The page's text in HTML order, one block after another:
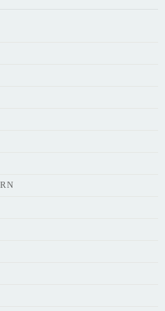
des Flohmarkts